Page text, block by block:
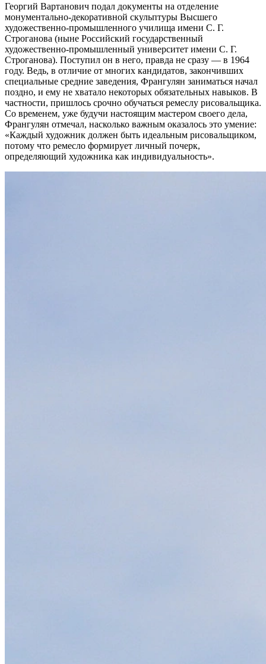
Георгий Вартанович подал документы на отделение
монументально-декоративной скульптуры Высшего
художественно-промышленного училища имени С. Г.
Строганова (ныне Российский государственный
художественно-промышленный университет имени С. Г.
Строганова). Поступил он в него, правда не сразу — в 1964
году. Ведь, в отличие от многих кандидатов, закончивших
специальные средние заведения, Франгулян заниматься начал
поздно, и ему не хватало некоторых обязательных навыков. В
частности, пришлось срочно обучаться ремеслу рисовальщика.
Со временем, уже будучи настоящим мастером своего дела,
Франгулян отмечал, насколько важным оказалось это умение:
«Каждый художник должен быть идеальным рисовальщиком,
потому что ремесло формирует личный почерк,
определяющий художника как индивидуальность».